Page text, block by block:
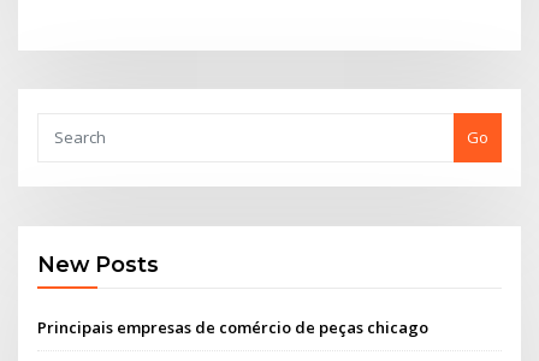
Go
New Posts
Principais empresas de comércio de peças chicago